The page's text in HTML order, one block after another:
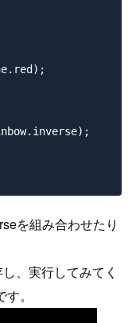
を組み合わせたり
、実行してみてく
。